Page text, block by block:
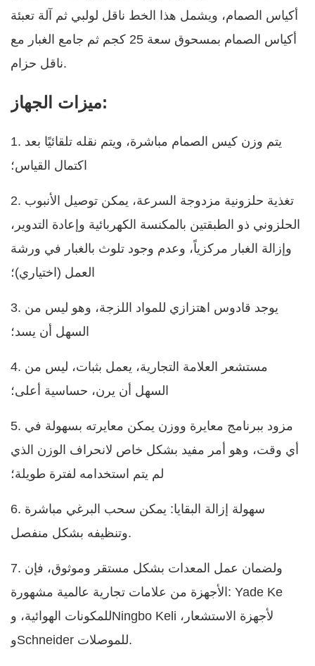
أكياس الصمام، ويشمل هذا الخط ناقل لولبي ثم آلة تعبئة
أكياس الصمام بمسحوق سعة 25 كجم ثم جامع الغبار مع
ناقل حزام.
ميزات الجهاز:
1. يتم وزن كيس الصمام مباشرة، ويتم نقله تلقائيًا بعد
اكتمال القياس؛
2. تغذية حلزونية مزدوجة السرعة، يمكن توصيل الأنبوب
الحلزوني ذو الطبقتين بالمكنسة الكهربائية وإعادة التدوير،
وإزالة الغبار مركزياً، وعدم وجود تلوث بالغبار في ورشة
العمل (اختياري)؛
3. يوجد قادوس اهتزازي للمواد اللزجة، وهو ليس من
السهل أن يسد؛
4. مستشعر العلامة التجارية، يعمل بثبات، ليس من
السهل أن يرن، حساسية أعلى؛
5. مزود ببرنامج معايرة ووزن يمكن معايرته بسهولة في
أي وقت، وهو أمر مفيد بشكل خاص لانحراف الوزن الذي
لم يتم استخدامه لفترة طويلة؛
6. سهولة إزالة البقايا: يمكن سحب البرغي مباشرة
وتنظيفه بشكل منفصل.
7. ولضمان عمل المعدات بشكل مستقر وموثوق، فإن
الأجهزة من علامات تجارية عالمية مشهورة: Yade Ke
للمكونات الهوائية، وNingbo Keli لأجهزة الاستشعار،
وSchneider للموصلات.